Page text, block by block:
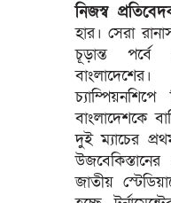
নিজস্ব
হার। সেরা
চূড়ান্ত পর্বে
বাংলাদেশকে
দুই ম্যাচের
জাতীয়